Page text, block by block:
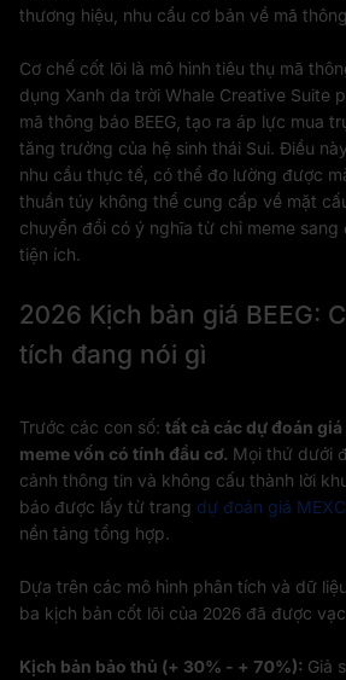
thương hiệu, nhu cầu cơ bản về mã
Cơ chế cốt lõi là mô hình tiêu thụ mã
dụng Xanh da trời Whale Creative Suite
mã thông báo BEEG, tạo ra áp lực mua
tăng trưởng của hệ sinh thái Sui. Điều
nhu cầu thực tế, có thể đo lường được
thuần túy không thể cung cấp về mặt
chuyển đổi có ý nghĩa từ chỉ meme sang
tiện ích.
2026 Kịch bản giá BEEG:
tích đang nói gì
Trước các con số: tất cả các dự đoán
meme vốn có tính đầu cơ. Mọi thứ dưới
cảnh thông tin và không cấu thành lời
báo được lấy từ trang dự đoán giá MEXC
nền tảng tổng hợp.
Dựa trên các mô hình phân tích và dữ
ba kịch bản cốt lõi của 2026 đã được
Kịch bản bảo thủ (+ 30% - + 70%): Giả